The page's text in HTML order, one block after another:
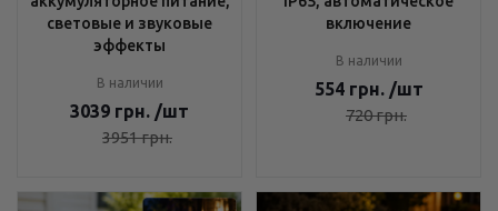
световые и звуковые
эффекты
В наличии
3039 грн. /шт
3951грн.
включение
В наличии
554 грн. /шт
720грн.